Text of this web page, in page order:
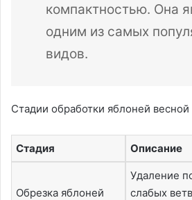
компактностью. Она
одним из самых
видов.
Стадии обработки яблоней весной
Стадия Описание
Обрезка яблоней
Удаление
слабых